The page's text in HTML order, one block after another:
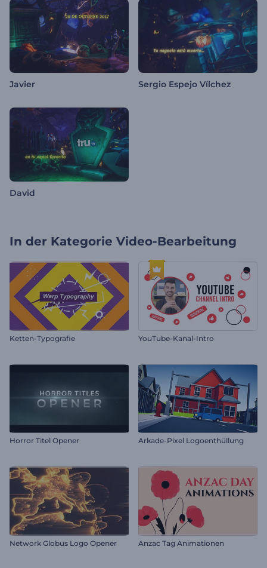
Javier Sergio Espejo Vílchez
David
In der Kategorie Video-Bearbeitung
Ketten-Typografie YouTube-Kanal-Intro
Horror Titel Opener Arkade-Pixel Logoenthüllung
Network Globus Logo Opener Anzac Tag Animationen